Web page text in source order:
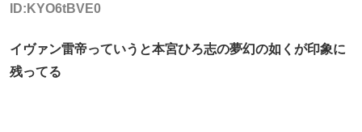
ID:KYO6tBVE0
イヴァン雷帝っていうと本宮ひろ志の夢幻の如くが印象に
残ってる